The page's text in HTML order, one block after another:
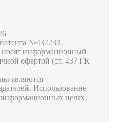
№4​3​7​2​3​3
носят информационный
офертой (ст. 437 ГК
являются
Использование
целях.